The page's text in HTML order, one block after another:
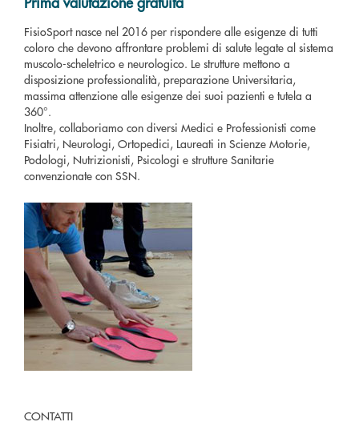
FisioSport nasce nel 2016 per rispondere alle esigenze di tutti
coloro che devono affrontare problemi di salute legate al sistema
muscolo-scheletrico e neurologico. Le strutture mettono a
disposizione professionalità, preparazione Universitaria,
massima attenzione alle esigenze dei suoi pazienti e tutela a
360°.
Inoltre, collaboriamo con diversi Medici e Professionisti come
Fisiatri, Neurologi, Ortopedici, Laureati in Scienze Motorie,
Podologi, Nutrizionisti, Psicologi e strutture Sanitarie
convenzionate con SSN.
CONTATTI